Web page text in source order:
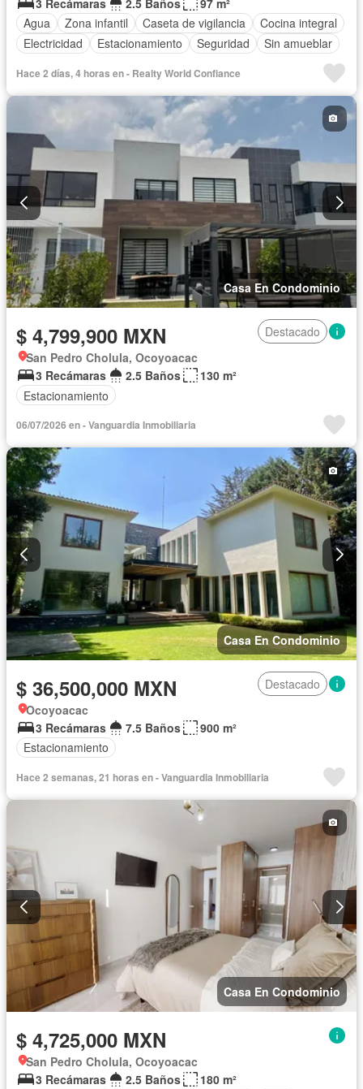
Agua
Zona infantil Caseta de vigilancia
Cocina integral
Electricidad
Estacionamiento Seguridad Sin amueblar
Hace 2 días, 4 horas en - Realty World Confiance
Casa En Condominio
$ 4,799,900 MXN
Destacado
San Pedro Cholula, Ocoyoacac
3 Recámaras
2.5 Baños
130 m²
Estacionamiento
06/07/2026 en - Vanguardia Inmobiliaria
Casa En Condominio
$ 36,500,000 MXN
Destacado
Ocoyoacac
3 Recámaras
7.5 Baños
900 m²
Estacionamiento
Hace 2 semanas, 21 horas en - Vanguardia Inmobiliaria
Casa En Condominio
$ 4,725,000 MXN
San Pedro Cholula, Ocoyoacac
3 Recámaras
2.5 Baños
180 m²